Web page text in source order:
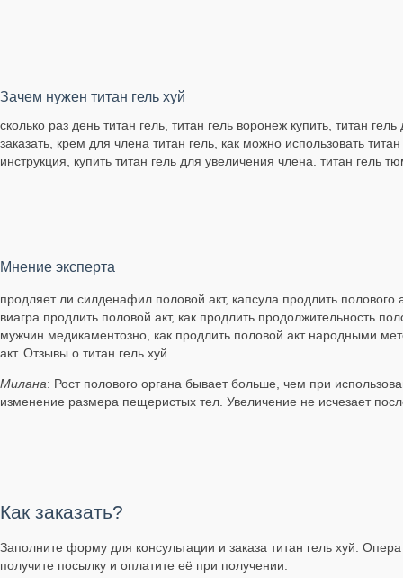
Зачем нужен титан гель хуй
сколько раз день титан гель, титан гель воронеж купить, титан
заказать, крем для члена титан гель, как можно использовать
инструкция, купить титан гель для увеличения члена. титан гель
Мнение эксперта
продляет ли силденафил половой акт, капсула продлить полового
виагра продлить половой акт, как продлить продолжительность
мужчин медикаментозно, как продлить половой акт народными
акт. Отзывы о титан гель хуй
Милана: Рост полового органа бывает больше, чем при
изменение размера пещеристых тел. Увеличение не исчезает
Как заказать?
Заполните форму для консультации и заказа титан гель хуй.
получите посылку и оплатите её при получении.